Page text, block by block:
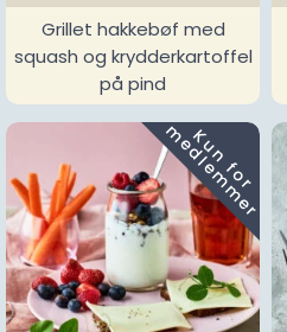
Grillet hakkebøf med
squash og krydderkartoffel
på pind
K
u
n
f
o
r
m
e
d
l
e
m
m
e
r